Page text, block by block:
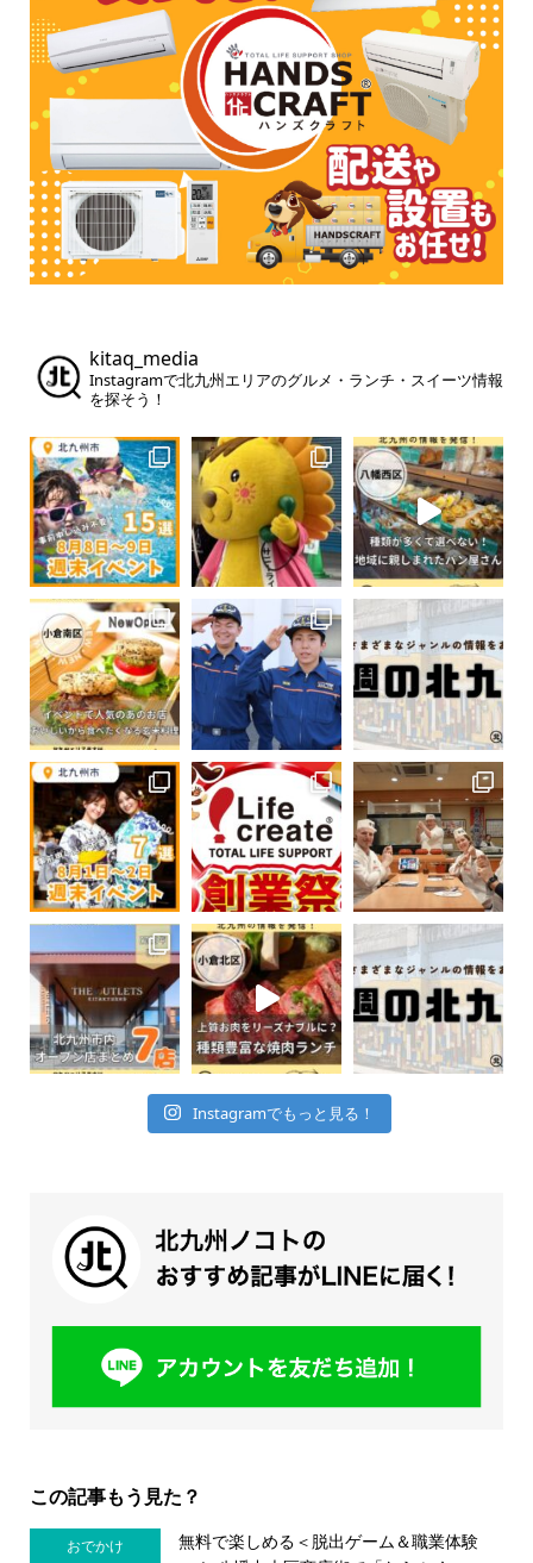
kitaq_media
Instagramで北九州エリアのグルメ・ランチ・スイーツ情報
を探そう！
Instagramでもっと見る！
この記事もう見た？
おでかけ
無料で楽しめる＜脱出ゲーム＆職業体験